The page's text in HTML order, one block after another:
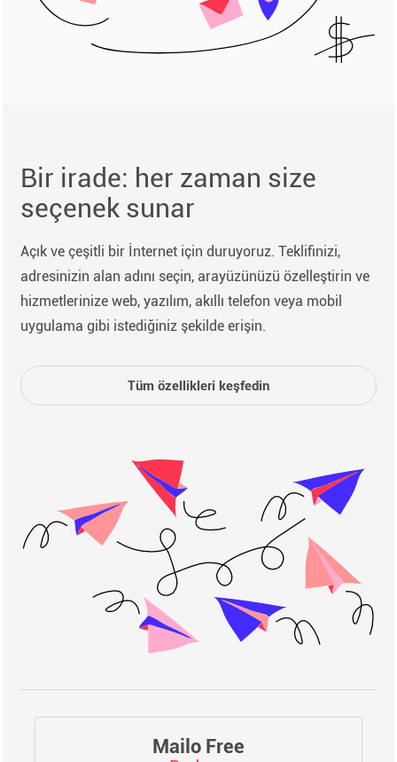
Bir irade: her zaman size
seçenek sunar
Açık ve çeşitli bir İnternet için duruyoruz. Teklifinizi,
adresinizin alan adını seçin, arayüzünüzü özelleştirin ve
hizmetlerinize web, yazılım, akıllı telefon veya mobil
uygulama gibi istediğiniz şekilde erişin.
Tüm özellikleri keşfedin
Mailo Free